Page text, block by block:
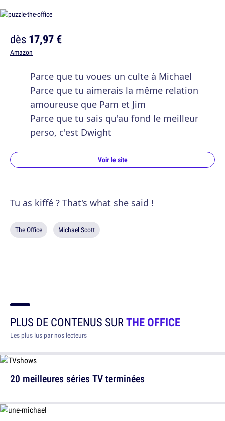
dès17,97 €
Amazon
Parce que tu voues un culte à Michael
Parce que tu aimerais la même relation
amoureuse que Pam et Jim
Parce que tu sais qu'au fond le meilleur
perso, c'est Dwight
Voir le site
Tu as kiffé ? That's what she said !
The Office Michael Scott
PLUS DE CONTENUS SURTHE OFFICE
Les plus lus par nos lecteurs
20 meilleures séries TV terminées